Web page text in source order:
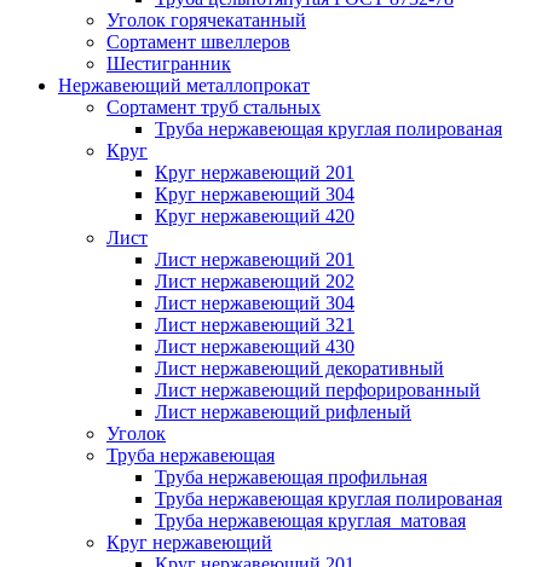
Уголок горячекатанный
Сортамент швеллеров
Шестигранник
Нержавеющий металлопрокат
Сортамент труб стальных
Труба нержавеющая круглая полированая
Круг
Круг нержавеющий 201
Круг нержавеющий 304
Круг нержавеющий 420
Лист
Лист нержавеющий 201
Лист нержавеющий 202
Лист нержавеющий 304
Лист нержавеющий 321
Лист нержавеющий 430
Лист нержавеющий декоративный
Лист нержавеющий перфорированный
Лист нержавеющий рифленый
Уголок
Труба нержавеющая
Труба нержавеющая профильная
Труба нержавеющая круглая полированая
Труба нержавеющая круглая матовая
Круг нержавеющий